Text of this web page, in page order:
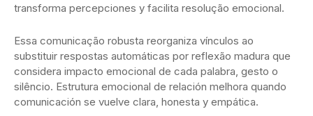
transforma percepciones y facilita resolução emocional.
Essa comunicação robusta reorganiza vínculos ao
substituir respostas automáticas por reflexão madura que
considera impacto emocional de cada palabra, gesto o
silêncio. Estrutura emocional de relación melhora quando
comunicación se vuelve clara, honesta y empática.